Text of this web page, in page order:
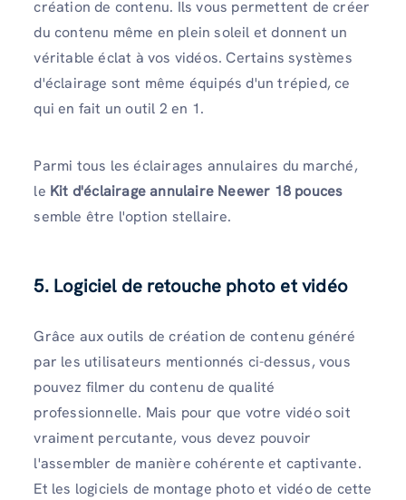
création de contenu. Ils vous permettent de créer
du contenu même en plein soleil et donnent un
véritable éclat à vos vidéos. Certains systèmes
d'éclairage sont même équipés d'un trépied, ce
qui en fait un outil 2 en 1.
Parmi tous les éclairages annulaires du marché,
le Kit d'éclairage annulaire Neewer 18 pouces
semble être l'option stellaire.
5. Logiciel de retouche photo et vidéo
Grâce aux outils de création de contenu généré
par les utilisateurs mentionnés ci-dessus, vous
pouvez filmer du contenu de qualité
professionnelle. Mais pour que votre vidéo soit
vraiment percutante, vous devez pouvoir
l'assembler de manière cohérente et captivante.
Et les logiciels de montage photo et vidéo de cette